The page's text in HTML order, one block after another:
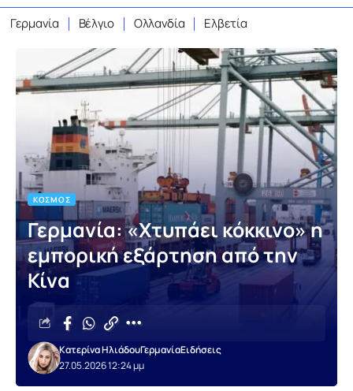
Γερμανία Βέλγιο Ολλανδία Ελβετία
ΚΌΣΜΟΣ
Γερμανία: «Χτυπάει κόκκινο» η
εμπορική εξάρτηση από την
Κίνα
27.05.2026 12:24 μμ
Κατερίνα ΗλιάδουΓερμανίαΕιδήσεις